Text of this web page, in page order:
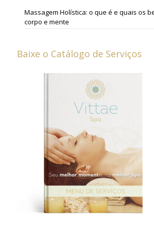
Massagem Holística: o que é e quais os
corpo e mente
Baixe o Catálogo de Serviços